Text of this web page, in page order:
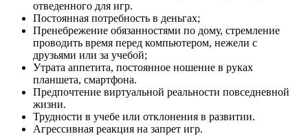
отведенного для игр.
Постоянная потребность в деньгах;
Пренебрежение обязанностями по дому, стремление
проводить время перед компьютером, нежели с
друзьями или за учебой;
Утрата аппетита, постоянное ношение в руках
планшета, смартфона.
Предпочтение виртуальной реальности повседневной
жизни.
Трудности в учебе или отклонения в развитии.
Агрессивная реакция на запрет игр.